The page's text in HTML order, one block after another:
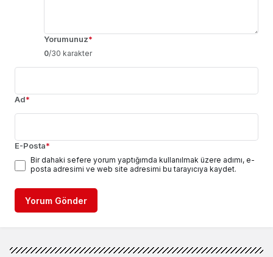
Yorumunuz*
0/30 karakter
Ad*
E-Posta*
Bir dahaki sefere yorum yaptığımda kullanılmak üzere adımı, e-
posta adresimi ve web site adresimi bu tarayıcıya kaydet.
Yorum Gönder